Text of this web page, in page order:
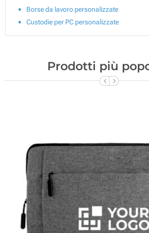
Borse da lavoro personalizzate
Custodie per PC personalizzate
Prodotti più